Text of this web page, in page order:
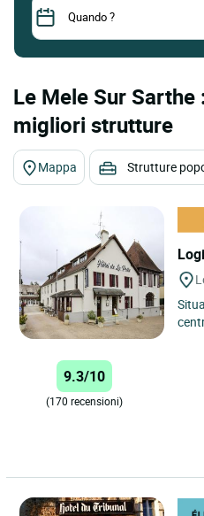
Le Mele Sur
migliori strutture
Mappa Strutture
9.3/10
(170 recensioni)